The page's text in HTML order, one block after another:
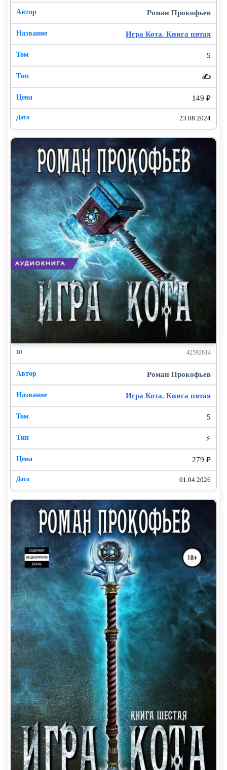
Роман Прокофьев
Игра Кота. Книга пятая
5
✍️
149 ₽
23.08.2024
42592614
Роман Прокофьев
Игра Кота. Книга пятая
5
⚡
279 ₽
01.04.2026